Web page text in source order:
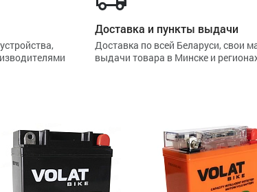
Доставка и пункты выдачи
Доставка по всей Беларуси, свои
выдачи товара в Минске и